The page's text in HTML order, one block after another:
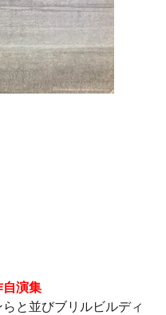
自演集
と並びブリルビルディ